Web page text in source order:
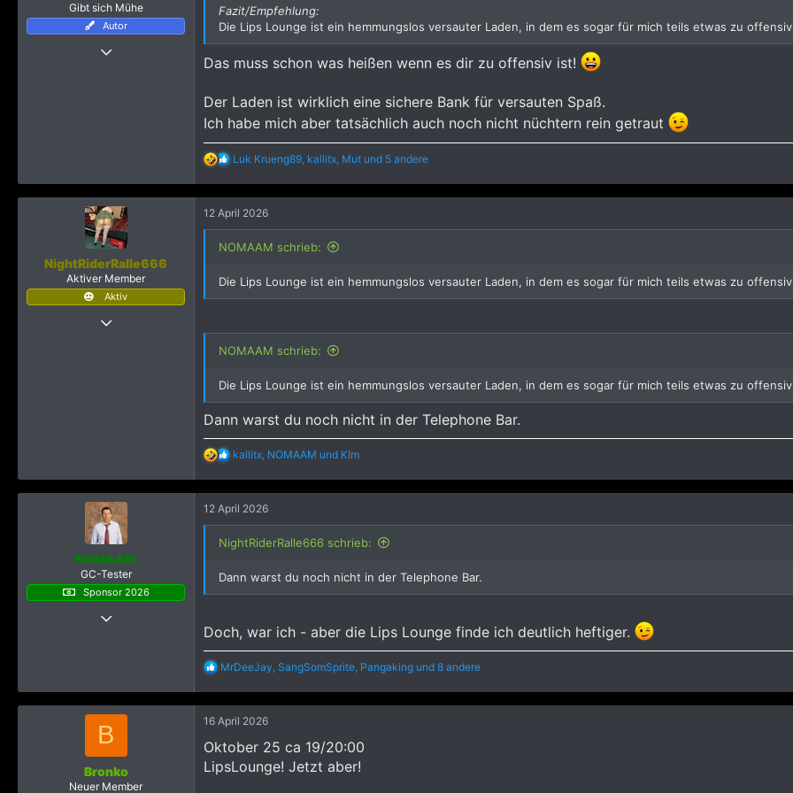
e
Gibt sich Mühe
Autor
Fazit/Empfehlung:
Die Lips Lounge ist ein hemmungslos versauter Laden, in dem es sogar für mich teils etwas zu
Das muss schon was heißen wenn es dir zu offensiv ist!
Der Laden ist wirklich eine sichere Bank für versauten Spaß.
Ich habe mich aber tatsächlich auch noch nicht nüchtern rein getraut
R
a
k
t
i
o
n
:
Luk Krueng89 kallitx Mut und 5 andere
NightRiderRalle666
Aktiver Member
Aktiv
14 Februar 2009
12 April 2026
NOMAAM schrieb:
Die Lips Lounge ist ein hemmungslos versauter Laden, in dem es sogar für mich teils etwas zu
NOMAAM schrieb:
Die Lips Lounge ist ein hemmungslos versauter Laden, in dem es sogar für mich teils etwas zu
Dann warst du noch nicht in der Telephone Bar.
R
a
k
t
i
o
n
n
:
kallitx NOMAAM und KIm
NOMAAM
GC-Tester
Sponsor 2026
19 November 2023
12 April 2026
NightRiderRalle666 schrieb:
Dann warst du noch nicht in der Telephone Bar.
Doch, war ich - aber die Lips Lounge finde ich deutlich heftiger.
R
a
k
t
o
n
MrDeeJay SangSomSprite Pangaking und 8 andere
B
Bronko
Neuer Member
16 April 2026
Oktober 25 ca 19/20:00
LipsLounge! Jetzt aber!